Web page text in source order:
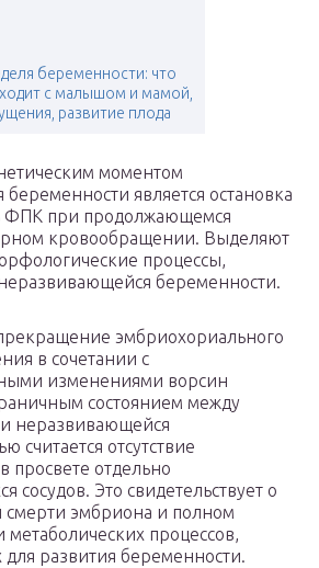
беременности: что
с малышом и мамой,
развитие плода
моментом
является остановка
ФПК при продолжающемся
кровообращении. Выделяют
процессы,
беременности.
эмбриохориального
в сочетании с
изменениями ворсин
состоянием между
неразвивающейся
считается отсутствие
просвете отдельно
сосудов. Это свидетельствует о
эмбриона и полном
процессов,
развития беременности.